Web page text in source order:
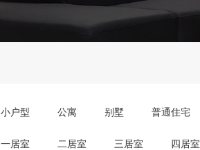
小户型 公寓 别墅 普通住宅
一居室 二居室 三居室 四居室